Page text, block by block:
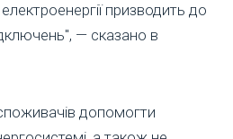
призводить до
— сказано в
допомогти